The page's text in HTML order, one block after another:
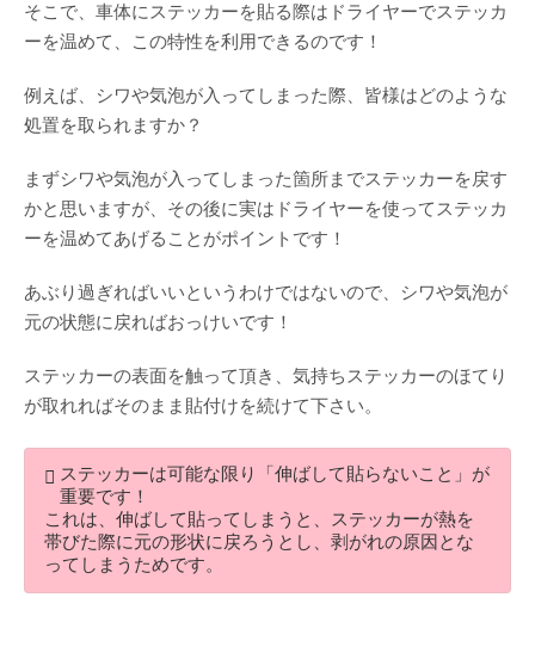
そこで、車体にステッカーを貼る際はドライヤーでステッカ
ーを温めて、この特性を利用できるのです！
例えば、シワや気泡が入ってしまった際、皆様はどのような
処置を取られますか？
まずシワや気泡が入ってしまった箇所までステッカーを戻す
かと思いますが、その後に実はドライヤーを使ってステッカ
ーを温めてあげることがポイントです！
あぶり過ぎればいいというわけではないので、シワや気泡が
元の状態に戻ればおっけいです！
ステッカーの表面を触って頂き、気持ちステッカーのほてり
が取れればそのまま貼付けを続けて下さい。
ステッカーは可能な限り「伸ばして貼らないこと」が
重要です！
これは、伸ばして貼ってしまうと、ステッカーが熱を
帯びた際に元の形状に戻ろうとし、剥がれの原因とな
ってしまうためです。